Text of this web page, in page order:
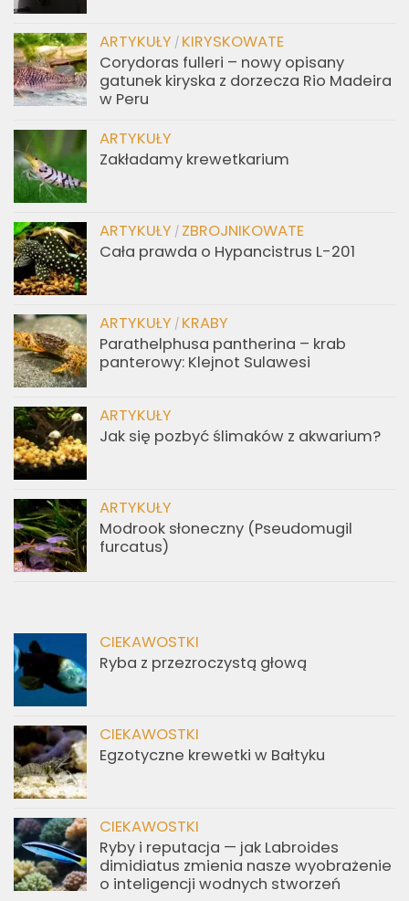
ARTYKUŁY / KIRYSKOWATE
Corydoras fulleri – nowy opisany
gatunek kiryska z dorzecza Rio Madeira
w Peru
ARTYKUŁY
Zakładamy krewetkarium
ARTYKUŁY / ZBROJNIKOWATE
Cała prawda o Hypancistrus L-201
ARTYKUŁY / KRABY
Parathelphusa pantherina – krab
panterowy: Klejnot Sulawesi
ARTYKUŁY
Jak się pozbyć ślimaków z akwarium?
ARTYKUŁY
Modrook słoneczny (Pseudomugil
furcatus)
CIEKAWOSTKI
Ryba z przezroczystą głową
CIEKAWOSTKI
Egzotyczne krewetki w Bałtyku
CIEKAWOSTKI
Ryby i reputacja — jak Labroides
dimidiatus zmienia nasze wyobrażenie
o inteligencji wodnych stworzeń